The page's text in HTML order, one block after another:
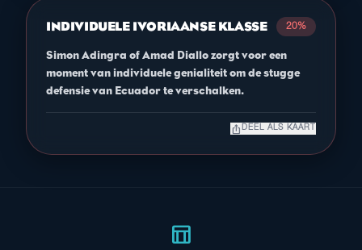
INDIVIDUELE IVORIAANSE KLASSE 20%
Simon Adingra of Amad Diallo zorgt voor een
moment van individuele genialiteit om de stugge
defensie van Ecuador te verschalken.
ios_share DEEL ALS KAART
table_chart